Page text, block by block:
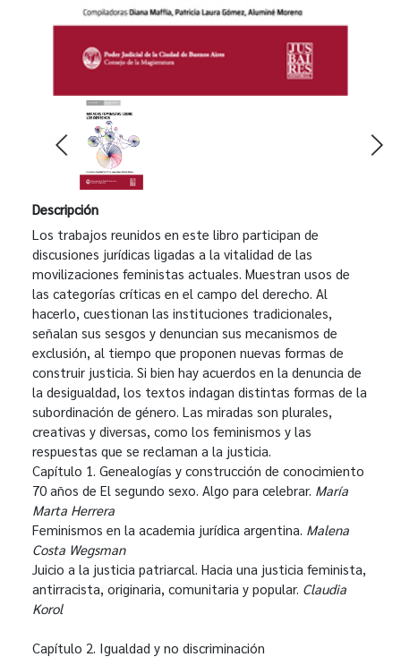
Descripción
Los trabajos reunidos en este libro participan de
discusiones jurídicas ligadas a la vitalidad de las
movilizaciones feministas actuales. Muestran usos de
las categorías críticas en el campo del derecho. Al
hacerlo, cuestionan las instituciones tradicionales,
señalan sus sesgos y denuncian sus mecanismos de
exclusión, al tiempo que proponen nuevas formas de
construir justicia. Si bien hay acuerdos en la denuncia de
la desigualdad, los textos indagan distintas formas de la
subordinación de género. Las miradas son plurales,
creativas y diversas, como los feminismos y las
respuestas que se reclaman a la justicia.
Capítulo 1. Genealogías y construcción de conocimiento
70 años de El segundo sexo. Algo para celebrar. María
Marta Herrera
Feminismos en la academia jurídica argentina. Malena
Costa Wegsman
Juicio a la justicia patriarcal. Hacia una justicia feminista,
antirracista, originaria, comunitaria y popular. Claudia
Korol
Capítulo 2. Igualdad y no discriminación